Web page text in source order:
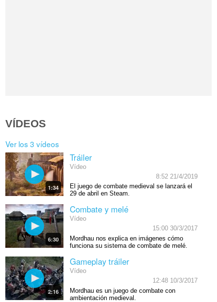
VÍDEOS
Ver los 3 vídeos
1:34
Tráiler
Vídeo
8:52 21/4/2019
El juego de combate medieval se lanzará el
29 de abril en Steam.
6:30
Combate y melé
Vídeo
15:00 30/3/2017
Mordhau nos explica en imágenes cómo
funciona su sistema de combate de melé.
2:16
Gameplay tráiler
Vídeo
12:48 10/3/2017
Mordhau es un juego de combate con
ambientación medieval.